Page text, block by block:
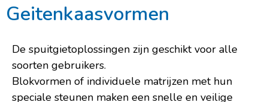
Geitenkaasvormen
De spuitgietoplossingen zijn geschikt voor alle
soorten gebruikers.
Blokvormen of individuele matrijzen met hun
speciale steunen maken een snelle en veilige